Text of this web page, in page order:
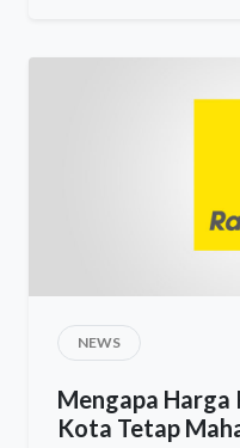
NEWS
Mengapa Harga
Kota Tetap